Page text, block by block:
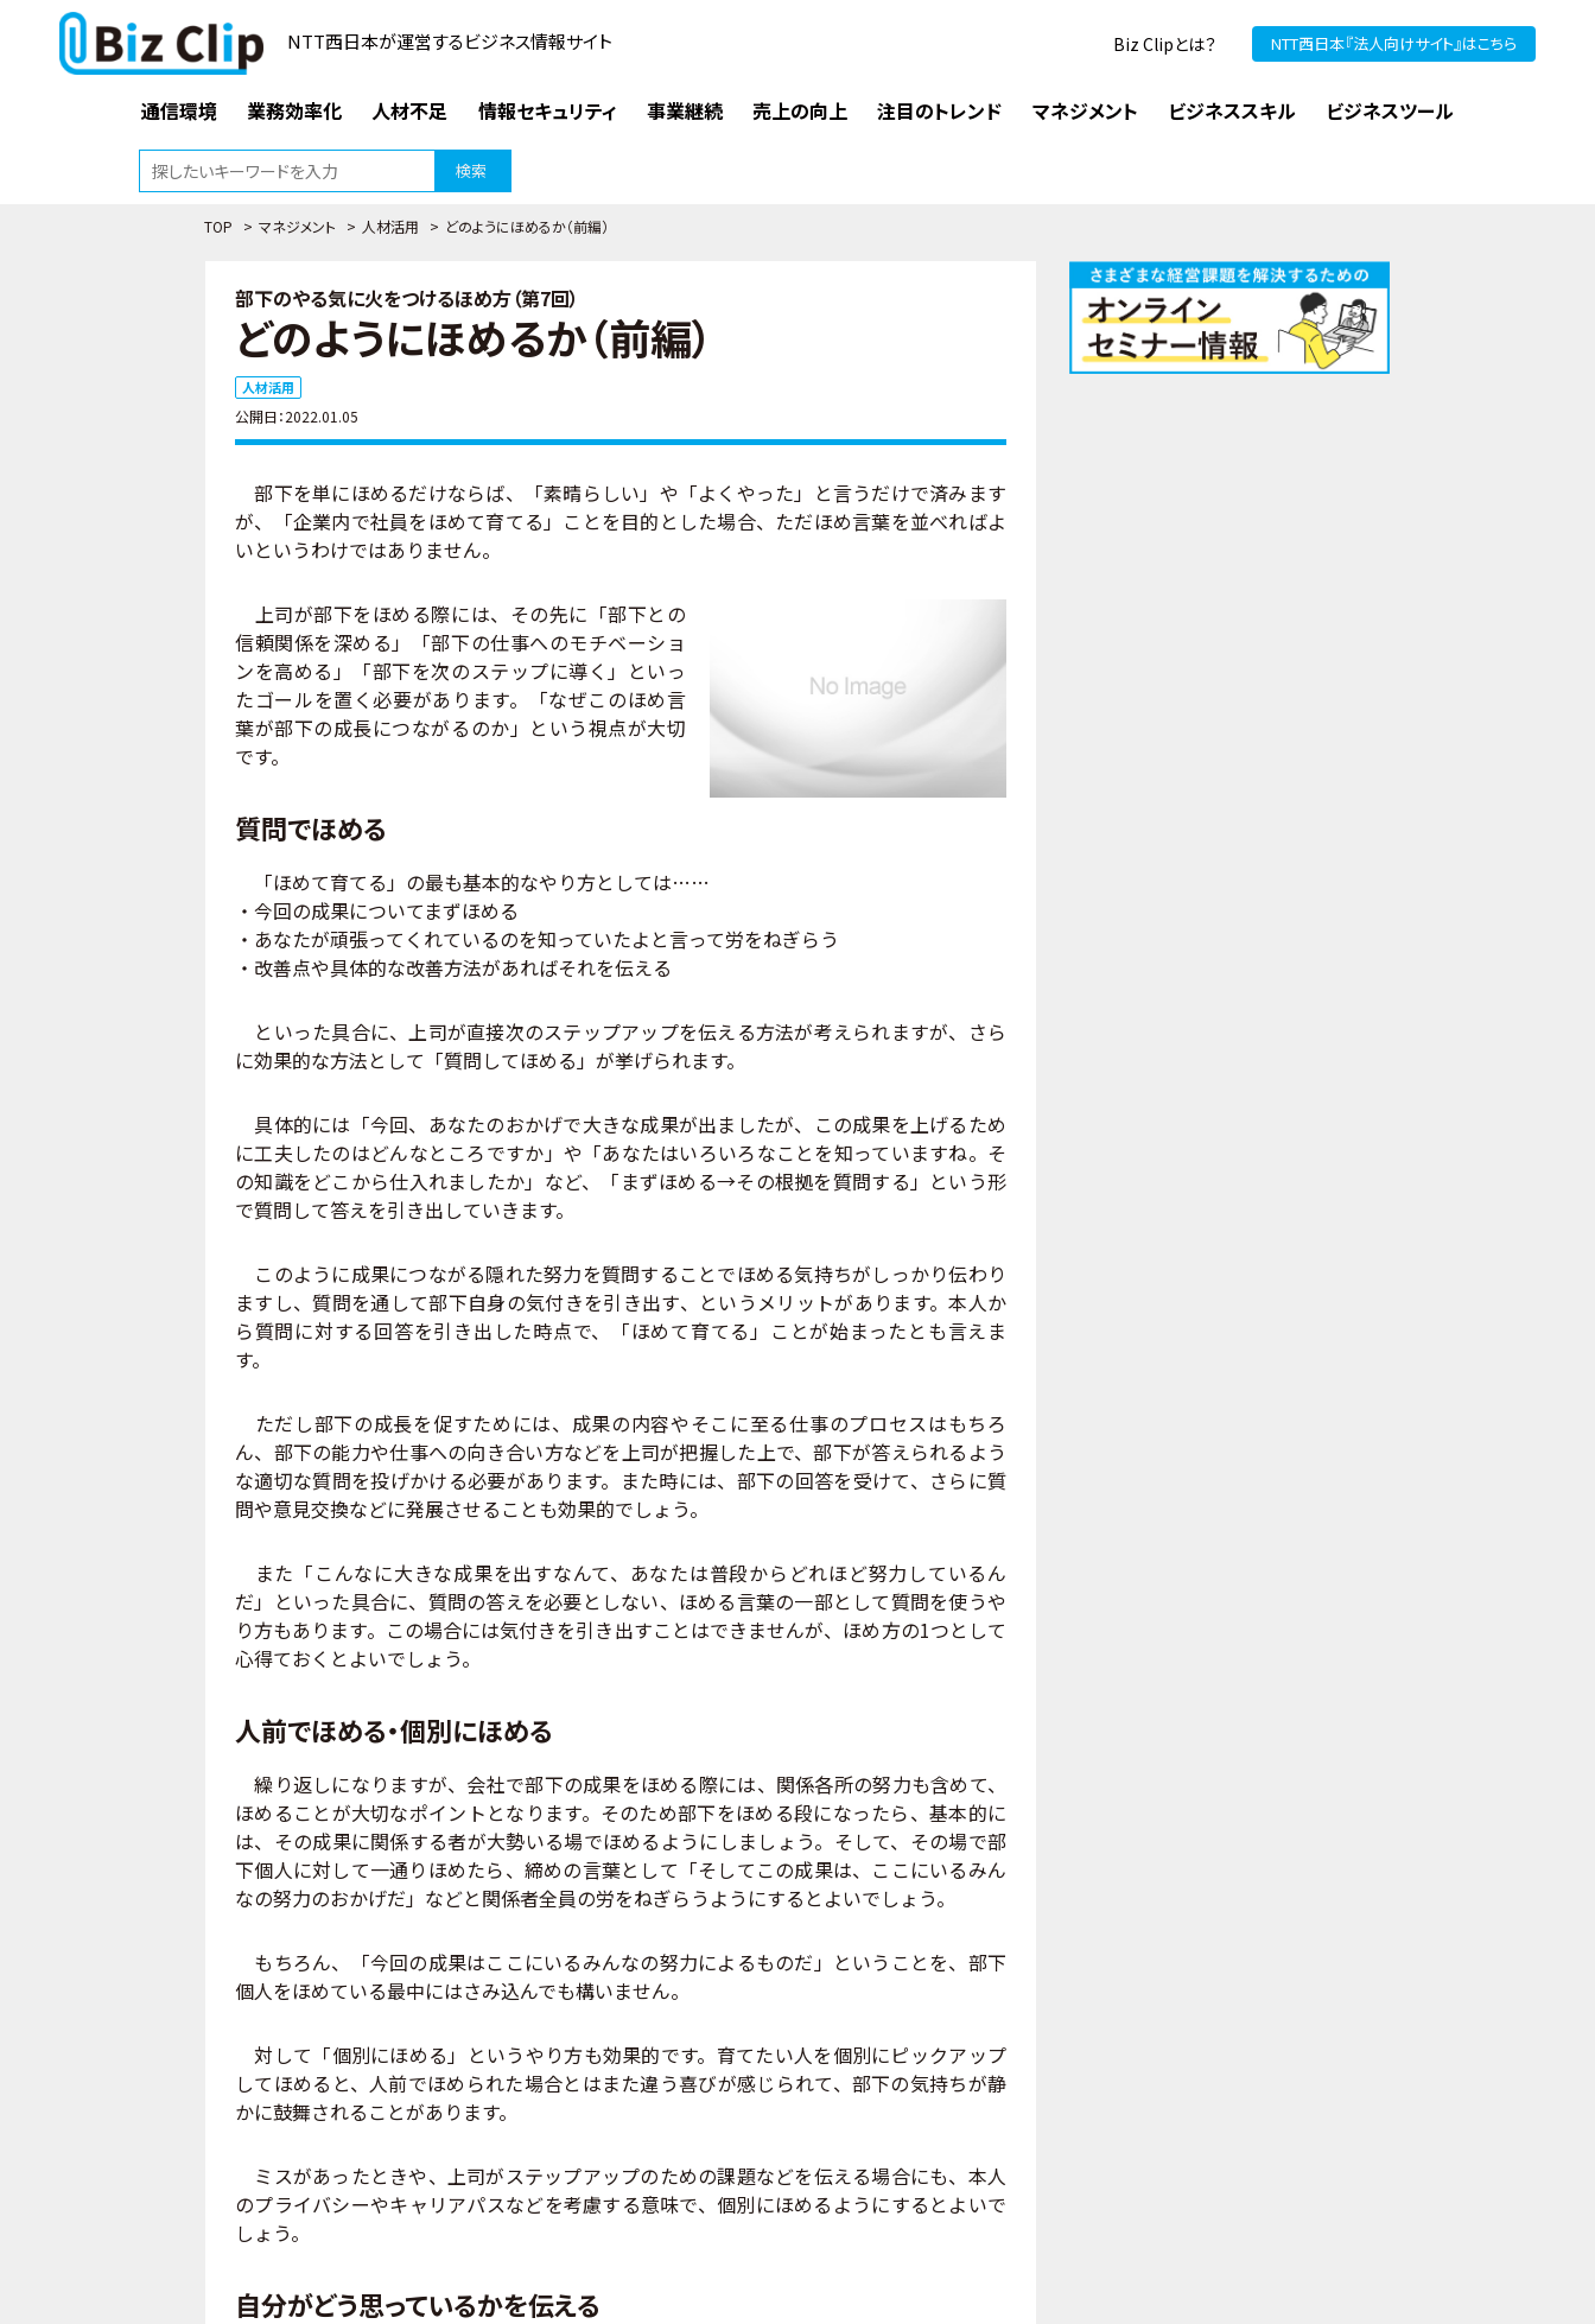
NTT西日本が運営するビジネス情報サイト Biz Clipとは？ NTT西日本『法人向けサイト』はこちら
通信環境 業務効率化 人材不足 情報セキュリティ 事業継続 売上の向上 注目のトレンド マネジメント ビジネススキル ビジネスツール
検索
TOP > マネジメント > 人材活用 > どのようにほめるか（前編）
部下のやる気に火をつけるほめ方（第7回）
どのようにほめるか（前編）
人材活用
公開日：2022.01.05
部下を単にほめるだけならば、「素晴らしい」や「よくやった」と言うだけで済みます
が、「企業内で社員をほめて育てる」ことを目的とした場合、ただほめ言葉を並べればよ
いというわけではありません。
上司が部下をほめる際には、その先に「部下との
信頼関係を深める」「部下の仕事へのモチベーショ
ンを高める」「部下を次のステップに導く」といっ
たゴールを置く必要があります。「なぜこのほめ言
葉が部下の成長につながるのか」という視点が大切
です。
質問でほめる
「ほめて育てる」の最も基本的なやり方としては……
・今回の成果についてまずほめる
・あなたが頑張ってくれているのを知っていたよと言って労をねぎらう
・改善点や具体的な改善方法があればそれを伝える
といった具合に、上司が直接次のステップアップを伝える方法が考えられますが、さら
に効果的な方法として「質問してほめる」が挙げられます。
具体的には「今回、あなたのおかげで大きな成果が出ましたが、この成果を上げるため
に工夫したのはどんなところですか」や「あなたはいろいろなことを知っていますね。そ
の知識をどこから仕入れましたか」など、「まずほめる→その根拠を質問する」という形
で質問して答えを引き出していきます。
このように成果につながる隠れた努力を質問することでほめる気持ちがしっかり伝わり
ますし、質問を通して部下自身の気付きを引き出す、というメリットがあります。本人か
ら質問に対する回答を引き出した時点で、「ほめて育てる」ことが始まったとも言えま
す。
ただし部下の成長を促すためには、成果の内容やそこに至る仕事のプロセスはもちろ
ん、部下の能力や仕事への向き合い方などを上司が把握した上で、部下が答えられるよう
な適切な質問を投げかける必要があります。また時には、部下の回答を受けて、さらに質
問や意見交換などに発展させることも効果的でしょう。
また「こんなに大きな成果を出すなんて、あなたは普段からどれほど努力しているん
だ」といった具合に、質問の答えを必要としない、ほめる言葉の一部として質問を使うや
り方もあります。この場合には気付きを引き出すことはできませんが、ほめ方の1つとして
心得ておくとよいでしょう。
人前でほめる・個別にほめる
繰り返しになりますが、会社で部下の成果をほめる際には、関係各所の努力も含めて、
ほめることが大切なポイントとなります。そのため部下をほめる段になったら、基本的に
は、その成果に関係する者が大勢いる場でほめるようにしましょう。そして、その場で部
下個人に対して一通りほめたら、締めの言葉として「そしてこの成果は、ここにいるみん
なの努力のおかげだ」などと関係者全員の労をねぎらうようにするとよいでしょう。
もちろん、「今回の成果はここにいるみんなの努力によるものだ」ということを、部下
個人をほめている最中にはさみ込んでも構いません。
対して「個別にほめる」というやり方も効果的です。育てたい人を個別にピックアップ
してほめると、人前でほめられた場合とはまた違う喜びが感じられて、部下の気持ちが静
かに鼓舞されることがあります。
ミスがあったときや、上司がステップアップのための課題などを伝える場合にも、本人
のプライバシーやキャリアパスなどを考慮する意味で、個別にほめるようにするとよいで
しょう。
自分がどう思っているかを伝える